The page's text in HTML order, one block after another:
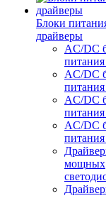
Блоки
драйверы
AC/DC
AC/DC
AC/DC
AC/DC
мощных